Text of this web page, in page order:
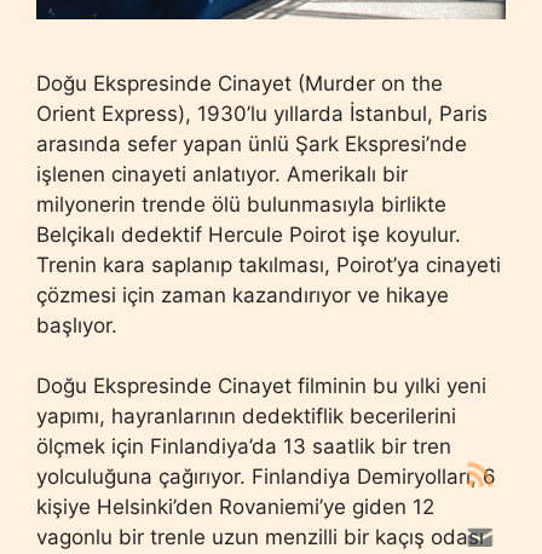
Doğu Ekspresinde Cinayet (Murder on the
Orient Express), 1930’lu yıllarda İstanbul, Paris
arasında sefer yapan ünlü Şark Ekspresi’nde
işlenen cinayeti anlatıyor. Amerikalı bir
milyonerin trende ölü bulunmasıyla birlikte
Belçikalı dedektif Hercule Poirot işe koyulur.
Trenin kara saplanıp takılması, Poirot’ya cinayeti
çözmesi için zaman kazandırıyor ve hikaye
başlıyor.
Doğu Ekspresinde Cinayet filminin bu yılki yeni
yapımı, hayranlarının dedektiflik becerilerini
ölçmek için Finlandiya’da 13 saatlik bir tren
yolculuğuna çağırıyor. Finlandiya Demiryolları, 6
kişiye Helsinki’den Rovaniemi’ye giden 12
vagonlu bir trenle uzun menzilli bir kaçış odası